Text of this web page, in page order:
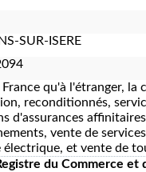
SUR-ISERE
France qu'à l'étranger,
reconditionnés,
d'assurances
vente de
électrique, et vente de
du Commerce et